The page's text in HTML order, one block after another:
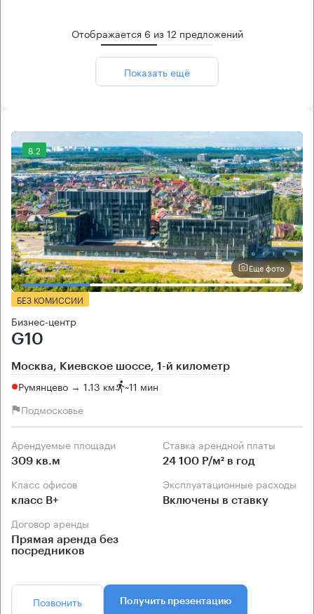
Отображается 6 из12 предложений
Показать ещё
8.2
Еще фото
БЕЗ КОМИССИИ
Бизнес-центр
G10
Москва, Киевское шоссе, 1-й километр
Румянцево → 1.13 км ~11 мин
Подмосковье
Арендуемые площади
309 кв.м
Ставка арендной платы
24 100 Р/м² в год
Класс офисов
класс B+
Эксплуатационные расходы
Включены в ставку
Договор аренды
Прямая аренда без
посредников
Позвонить Получить презентацию